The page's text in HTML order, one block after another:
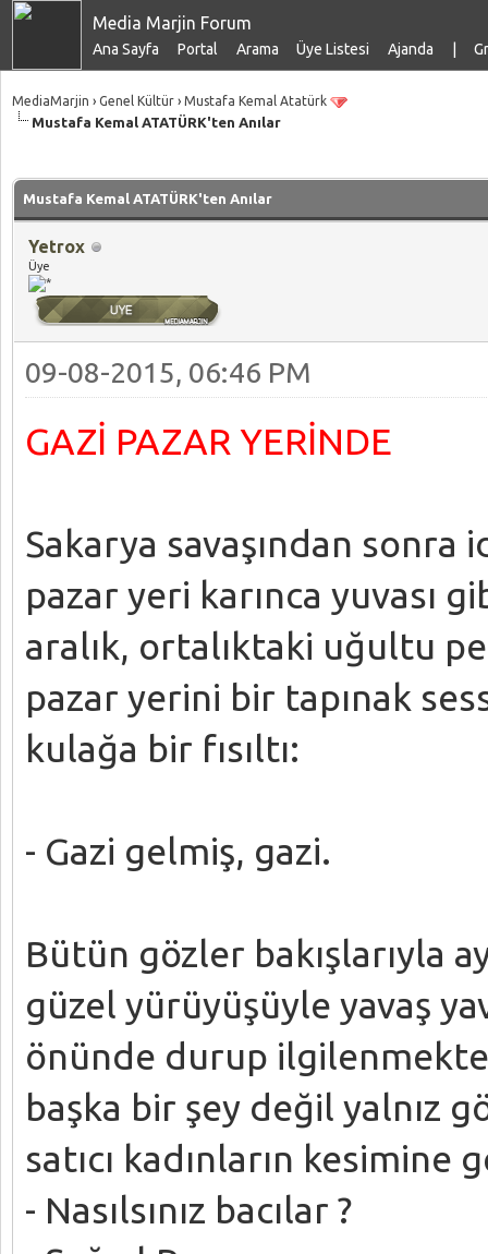
Media Marjin Forum
Ana Sayfa Portal Arama Üye Listesi Ajanda
MediaMarjin › Genel Kültür › Mustafa Kemal Atatürk
Mustafa Kemal ATATÜRK'ten Anılar
Mustafa Kemal ATATÜRK'ten Anılar
Yetrox
Üye
09-08-2015, 06:46 PM
GAZİ PAZAR YERİNDE
Sakarya savaşından sonra
pazar yeri karınca yuvası
aralık, ortalıktaki uğultu
pazar yerini bir tapınak
kulağa bir fısıltı:
- Gazi gelmiş, gazi.
Bütün gözler bakışlarıyla
güzel yürüyüşüyle yavaş
önünde durup ilgilenmekte.
başka bir şey değil yalnız
satıcı kadınların kesimine
- Nasılsınız bacılar ?